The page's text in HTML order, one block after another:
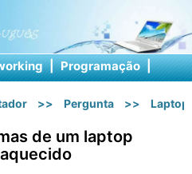
| Programação |
>> Pergunta >> Laptop
de um laptop